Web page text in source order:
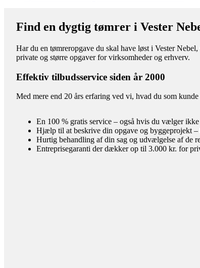
Find en dygtig tømrer i Vester
Har du en tømreropgave du skal have løst i Vester
private og større opgaver for virksomheder og erhverv.
Effektiv tilbudsservice siden år 2000
Med mere end 20 års erfaring ved vi, hvad du som
En 100 % gratis service – også hvis du vælger
Hjælp til at beskrive din opgave og byggeprojekt –
Hurtig behandling af din sag og udvælgelse af de
Entreprisegaranti der dækker op til 3.000 kr. for